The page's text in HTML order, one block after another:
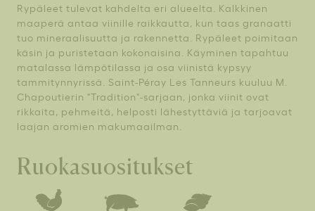
Rypäleet tulevat kahdelta eri alueelta. Kalkkinen
maaperä antaa viinille raikkautta, kun taas granaatti
tuo mineraalisuutta ja rakennetta. Rypäleet poimitaan
käsin ja puristetaan kokonaisina. Käyminen tapahtuu
matalassa lämpötilassa ja osa viinistä kypsyy
tammitynnyrissä. Saint-Péray Les Tanneurs kuuluu M.
Chapoutierin "Tradition"-sarjaan, jonka viinit ovat
rikkaita, pehmeitä, helposti lähestyttäviä ja tarjoavat
laajan aromien makumaailman.
Ruokasuositukset